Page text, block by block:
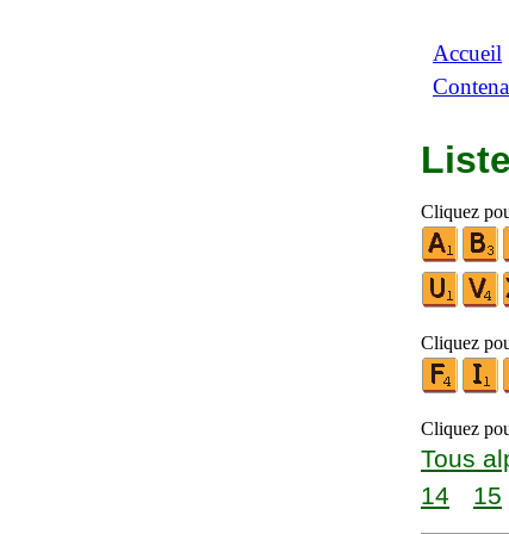
Accueil
Cliquez
Cliquez
Cliquez
Tous
14
15